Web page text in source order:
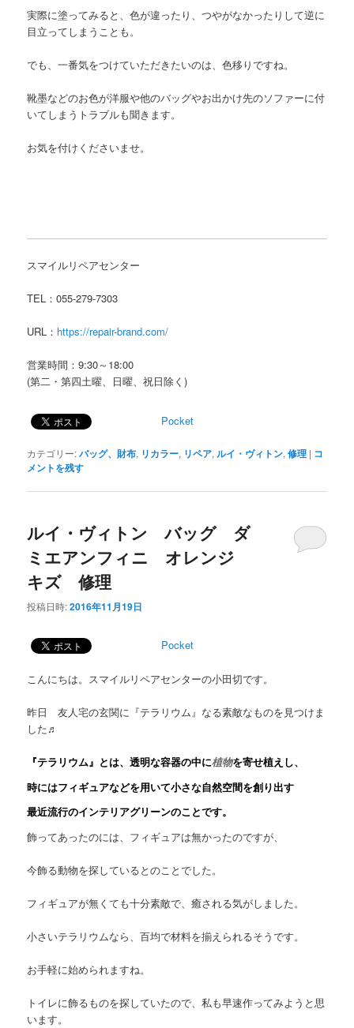
実際に塗ってみると、色が違ったり、つやがなかったりして逆に
目立ってしまうことも。
でも、一番気をつけていただきたいのは、色移りですね。
靴墨などのお色が洋服や他のバッグやお出かけ先のソファーに付
いてしまうトラブルも聞きます。
お気を付けくださいませ。
スマイルリペアセンター
TEL：055-279-7303
URL： https://repair-brand.com/
営業時間：9:30～18:00
(第二・第四土曜、日曜、祝日除く)
Pocket
カテゴリー:バッグ、財布, リカラー, リペア, ルイ・ヴィトン,修理 | コ
メントを残す
ルイ・ヴィトン バッグ ダ
ミエアンフィニ オレンジ
キズ 修理
投稿日時:2016年11月19日
Pocket
こんにちは。スマイルリペアセンターの小田切です。
昨日 友人宅の玄関に『テラリウム』なる素敵なものを見つけま
した♬
『テラリウム』とは、透明な容器の中に植物を寄せ植えし、
時にはフィギュアなどを用いて小さな自然空間を創り出す
最近流行のインテリアグリーンのことです。
飾ってあったのには、フィギュアは無かったのですが、
今飾る動物を探しているとのことでした。
フィギュアが無くても十分素敵で、癒される気がしました。
小さいテラリウムなら、百均で材料を揃えられるそうです。
お手軽に始められますね。
トイレに飾るものを探していたので、私も早速作ってみようと思
います。